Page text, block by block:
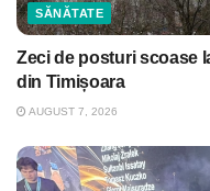
SĂNĂTATE
Zeci de posturi scoase
din Timișoara
AUGUST 7, 2026